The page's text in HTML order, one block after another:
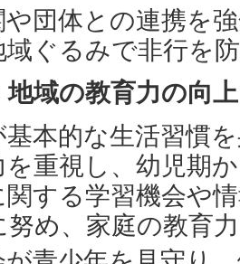
や団体との連携を
域ぐるみで非行を
地域の教育力の向上
基本的な生活習慣
を重視し、幼児期
関する学習機会や
努め、家庭の教育